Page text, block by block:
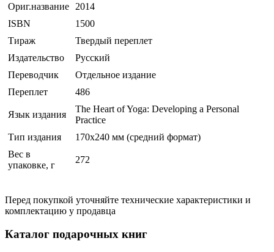
Ориг.название
2014
ISBN
1500
Тираж
Твердый переплет
Издательство
Русский
Переводчик
Отдельное издание
Переплет
486
Язык издания
The Heart of Yoga: Developing a Personal
Practice
Тип издания
170x240 мм (средний формат)
Вес в
упаковке, г
272
Перед покупкой уточняйте технические характеристики и
комплектацию у продавца
Каталог подарочных книг